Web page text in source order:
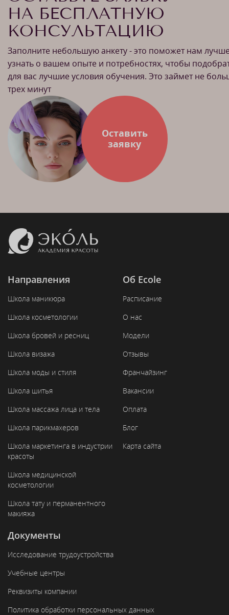
НА БЕСПЛАТНУЮ
КОНСУЛЬТАЦИЮ
Заполните небольшую анкету - это поможет нам
узнать о вашем опыте и потребностях, чтобы
для вас лучшие условия обучения. Это займет не
трех минут
Оставить
заявку
Направления
Школа маникюра
Школа косметологии
Школа бровей и ресниц
Школа визажа
Школа моды и стиля
Школа шитья
Школа массажа лица и тела
Школа парикмахеров
Школа маркетинга в индустрии
красоты
Школа медицинской
косметологии
Школа тату и перманентного
макияжа
Об Ecole
Расписание
О нас
Модели
Отзывы
Франчайзинг
Вакансии
Оплата
Блог
Карта сайта
Документы
Исследование трудоустройства
Учебные центры
Реквизиты компании
Политика обработки персональных данных